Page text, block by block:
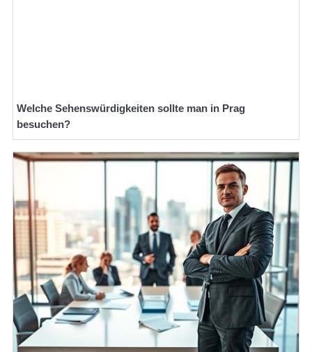
Welche Sehenswürdigkeiten sollte man in Prag
besuchen?